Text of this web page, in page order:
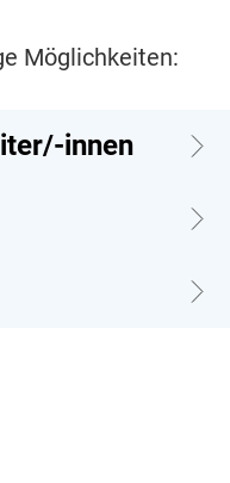
Möglichkeiten:
innen